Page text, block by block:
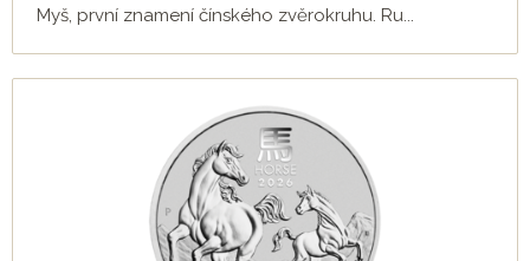
Myš, první znamení čínského zvěrokruhu. Ru...